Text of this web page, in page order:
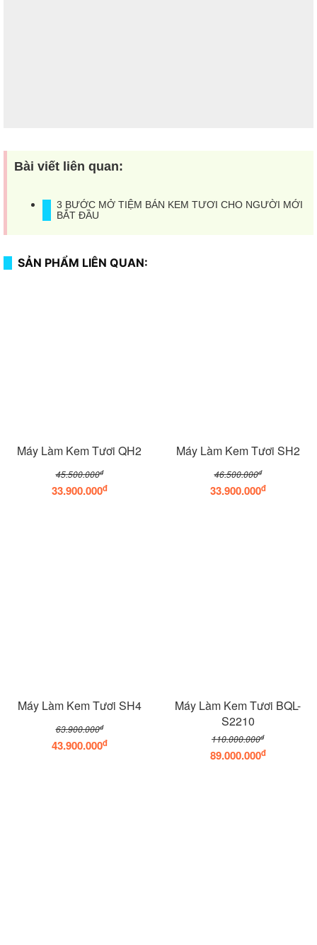
Bài viết liên quan:
3 BƯỚC MỞ TIỆM BÁN KEM TƯƠI CHO NGƯỜI MỚI
BẮT ĐẦU
SẢN PHẨM LIÊN QUAN:
Máy Làm Kem Tươi QH2
45.500.000đ
33.900.000đ
Máy Làm Kem Tươi SH2
46.500.000đ
33.900.000đ
Máy Làm Kem Tươi SH4
63.900.000đ
43.900.000đ
Máy Làm Kem Tươi BQL-
S2210
110.000.000đ
89.000.000đ